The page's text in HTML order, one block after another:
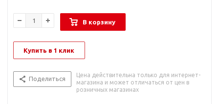
В корзину
Купить в 1 клик
Поделиться
Цена действительна только для интернет-
магазина и может отличаться от цен в
розничных магазинах